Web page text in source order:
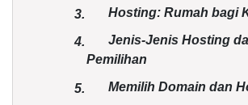
3. Hosting: Rumah bagi
4.
Jenis-Jenis Hosting
Pemilihan
5. Memilih Domain dan